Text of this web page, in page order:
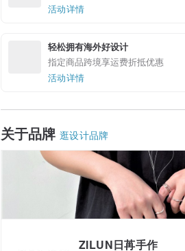
活动详情
轻松拥有海外好设计
指定商品跨境享运费折抵优惠
活动详情
关于品牌 逛设计品牌
ZILUN日苒手作